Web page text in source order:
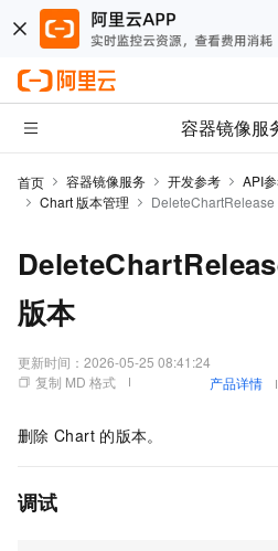
容器镜像服
首页 容器镜像服务 开发参考 API
Chart 版本管理
版本
更新时间： 2026-05-25 08:41:24
复制 MD 格式
产品详情
删除 Chart 的版本。
调试